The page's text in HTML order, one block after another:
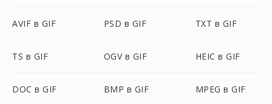
AVIF в GIF PSD в GIF TXT в GIF
TS в GIF OGV в GIF HEIC в GIF
DOC в GIF BMP в GIF MPEG в GIF